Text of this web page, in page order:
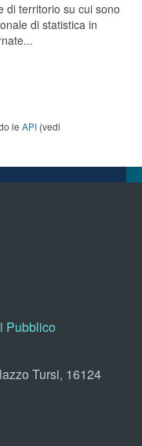
di territorio su cui sono
di statistica in
le API (vedi
Pubblico
Tursi, 16124